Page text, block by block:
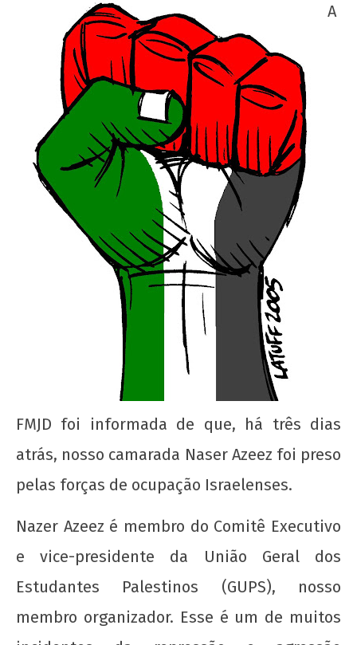
NOW VIEWING
Sobre a prisão de um camarada Palestino
pelas forças Israelenses de ocupação
22 de
agosto
de
2012
admin
A
FMJD foi informada de que, há três dias
atrás, nosso camarada Naser Azeez foi preso
pelas forças de ocupação Israelenses.
Nazer Azeez é membro do Comitê Executivo
e vice-presidente da União Geral dos
Estudantes Palestinos (GUPS), nosso
membro organizador. Esse é um de muitos